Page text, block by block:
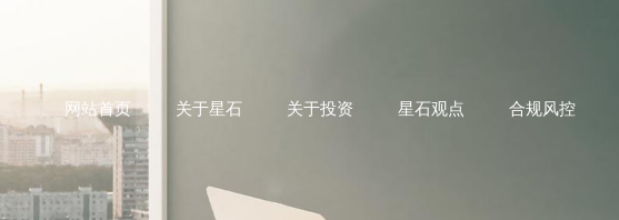
网站首页 关于星石 关于投资 星石观点 合规风控